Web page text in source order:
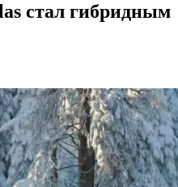
стал гибридным